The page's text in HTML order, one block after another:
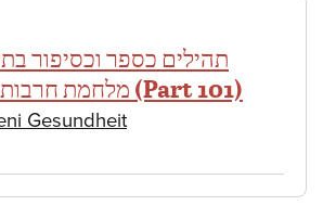
תהילים כספר וכסיפור
מלחמת חרבות ברזל (Part 101)
Gesundheit